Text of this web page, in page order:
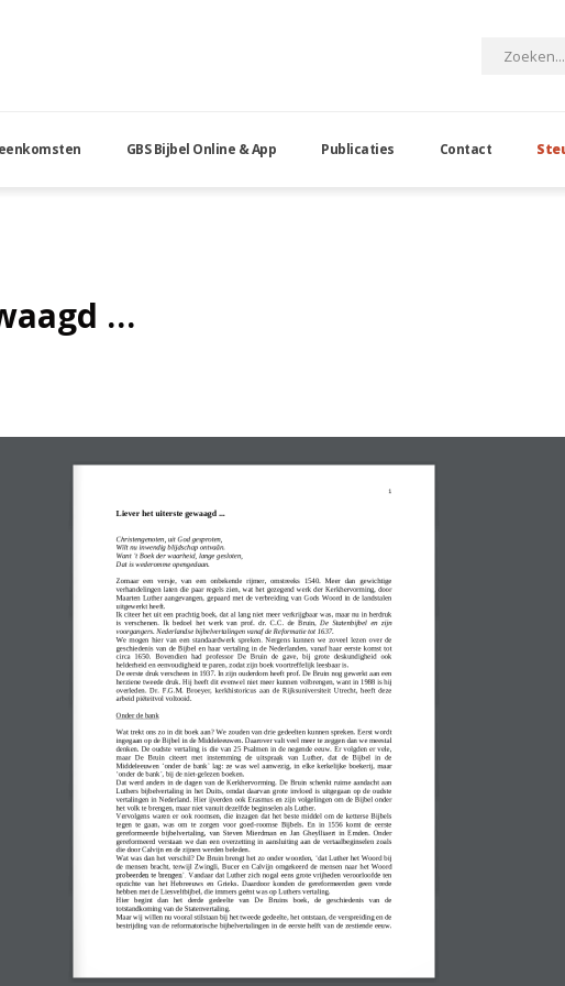
GBS Bijbel Online & App Publicaties Contact
…